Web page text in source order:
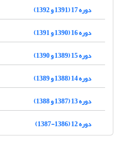
دوره 17 (1391 و 1392)
دوره 16 (1390 و 1391)
دوره 15 (1389 و 1390)
دوره 14 (1388 و 1389)
دوره 13 (1387 و 1388)
دوره 12 (1386-1387)